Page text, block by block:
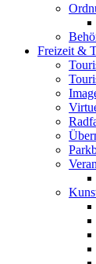
Freizeit &